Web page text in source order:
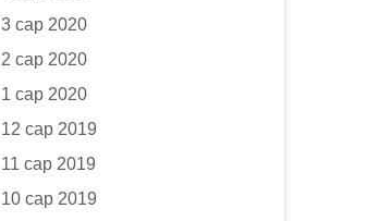
3 сар 2020
2 сар 2020
1 сар 2020
12 сар 2019
11 сар 2019
10 сар 2019